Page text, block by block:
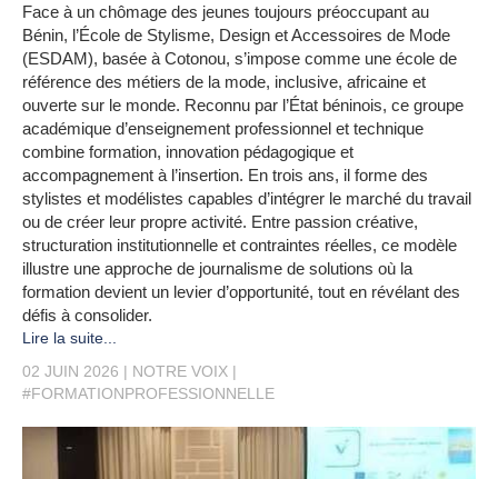
Face à un chômage des jeunes toujours préoccupant au
Bénin, l’École de Stylisme, Design et Accessoires de Mode
(ESDAM), basée à Cotonou, s’impose comme une école de
référence des métiers de la mode, inclusive, africaine et
ouverte sur le monde. Reconnu par l’État béninois, ce groupe
académique d’enseignement professionnel et technique
combine formation, innovation pédagogique et
accompagnement à l’insertion. En trois ans, il forme des
stylistes et modélistes capables d’intégrer le marché du travail
ou de créer leur propre activité. Entre passion créative,
structuration institutionnelle et contraintes réelles, ce modèle
illustre une approche de journalisme de solutions où la
formation devient un levier d’opportunité, tout en révélant des
défis à consolider.
Lire la suite...
02 JUIN 2026
NOTRE VOIX
#FORMATIONPROFESSIONNELLE